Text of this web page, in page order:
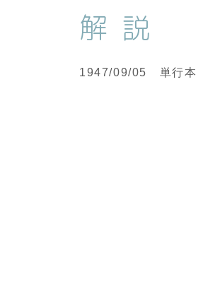
解説
1947/09/05 単行本